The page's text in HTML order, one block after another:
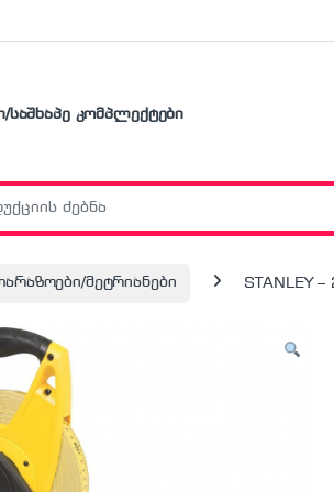
საშხაპე კომპლექტები
მეტრიანები STANLEY